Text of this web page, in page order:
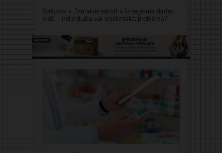
Sākums » Jaunākie raksti »
Izdegšana darba
vidē – individuāla vai sistēmiska problēma?